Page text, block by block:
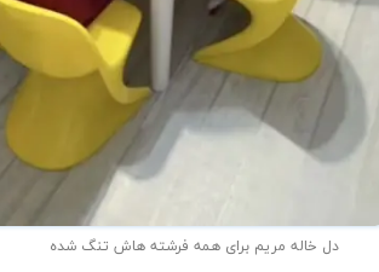
دل خاله مریم برای همه فرشته هاش تنگ شده